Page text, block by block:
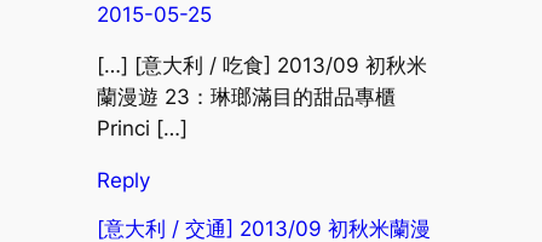
2015-05-25
[…] [意大利 / 吃食] 2013/09 初秋米
蘭漫遊 23：琳瑯滿目的甜品專櫃
Princi […]
Reply
[意大利 / 交通] 2013/09 初秋米蘭漫